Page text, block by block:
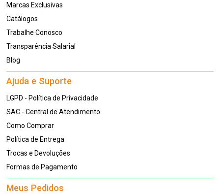
Marcas Exclusivas
Catálogos
Trabalhe Conosco
Transparência Salarial
Blog
Ajuda e Suporte
LGPD - Política de Privacidade
SAC - Central de Atendimento
Como Comprar
Política de Entrega
Trocas e Devoluções
Formas de Pagamento
Meus Pedidos